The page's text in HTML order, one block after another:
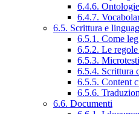
6.4.6.
6.4.7.
6.5. Scrittura e
6.5.1. Come
6.5.2. Le
6.5.3. Microtesti
6.5.4. Scrittura
6.5.5. Content
6.5.6.
6.6. Documenti